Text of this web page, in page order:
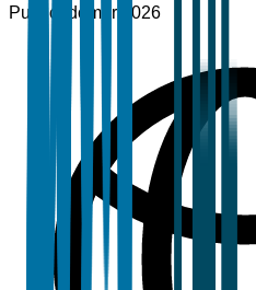
Publicado mar 2026